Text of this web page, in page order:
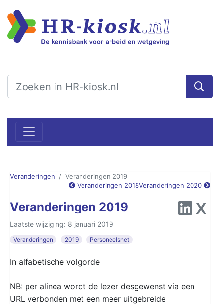
Veranderingen
Veranderingen 2019
Veranderingen 2018Veranderingen 2020
Veranderingen 2019
Laatste wijziging: 8 januari 2019
Veranderingen 2019 Personeelsnet
In alfabetische volgorde
NB: per alinea wordt de lezer desgewenst via een
URL verbonden met een meer uitgebreide